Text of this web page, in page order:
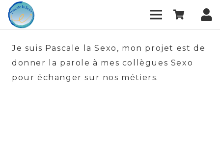
Je suis Pascale la Sexo, mon projet est de
donner la parole à mes collègues Sexo
pour échanger sur nos métiers.